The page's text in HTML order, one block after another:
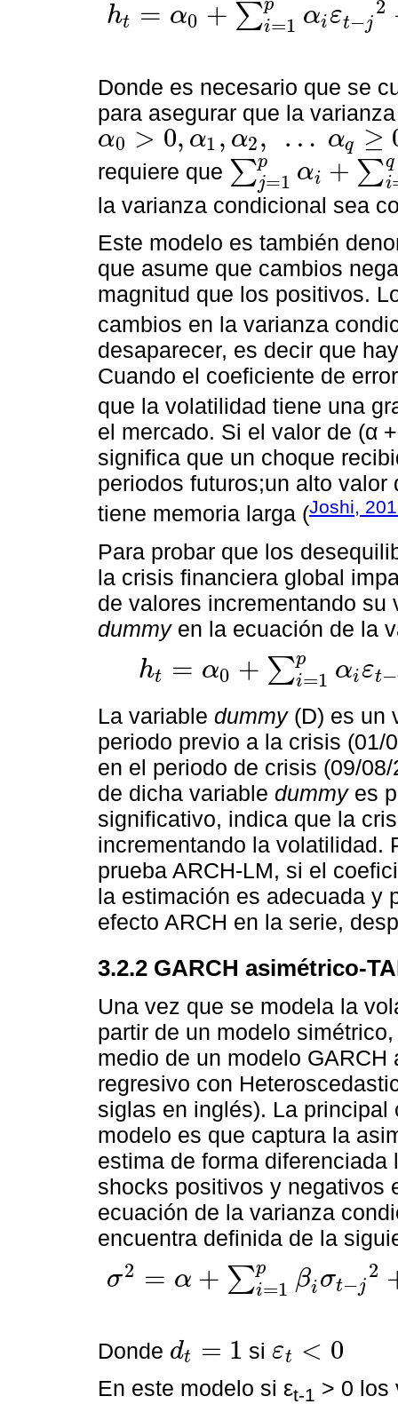
ht = α0 + ∑p
i=1 αiεt−j
2
h t=α +∑i= 1pαiεt 2+∑ 1q jht p≥1, q≥1
Donde es necesario que se
para asegurar que la
α0 > 0, α1 , α2 , … αq ≥
α0>0 1,α2 … α q≥0
requiere que ∑p
j=1 αi + ∑q
i
∑j= p α ∑i 1qβj<
la varianza condicional sea
Este modelo es también
que asume que cambios
magnitud que los positivos.
cambios en la varianza
desaparecer, es decir que
Cuando el coeficiente de
que la volatilidad tiene una
el mercado. Si el valor de (α
significa que un choque
periodos futuros;un alto
tiene memoria larga (Joshi,
Para probar que los
la crisis financiera global
de valores incrementando
dummyen la ecuación de la
ht = α0 + ∑p
i=1 αiεt−
h t=α +∑i= 1pαiεt- 2+∑ 1q jht δ D
La variable dummy(D) es un
periodo previo a la crisis (01/
en el periodo de crisis (09/
de dicha variable dummyes
significativo, indica que la
incrementando la volatilidad.
prueba ARCH-LM, si el
la estimación es adecuada y
efecto ARCH en la serie,
3.2.2 GARCH asimétrico-
Una vez que se modela la
partir de un modelo
medio de un modelo
regresivo con
siglas en inglés). La
modelo es que captura la
estima de forma
shocks positivos y negativos
ecuación de la varianza
encuentra definida de la
σ2 = α + ∑p
i=1 βiσt−j
2
σ2 ∑i=1 pβiσ -j2+ =1 αjε 2 ∑h=1rγ hεt-h 2 h
Donde dt = 1
dt=1 siεt < 0
εt<0
En este modelo si εt-1 ˃ 0 los